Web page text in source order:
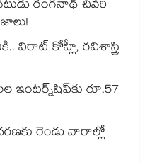
రంగనాథ్ చివరి
కోహ్లీ, రవిశాస్త్రి
ఇంటర్న్‌షిప్‌కు రూ.57
రెండు వారాల్లో